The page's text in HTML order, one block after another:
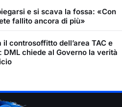
e si scava la fossa: «Con
fallito ancora di più»
controsoffitto dell’area TAC e
chiede al Governo la verità